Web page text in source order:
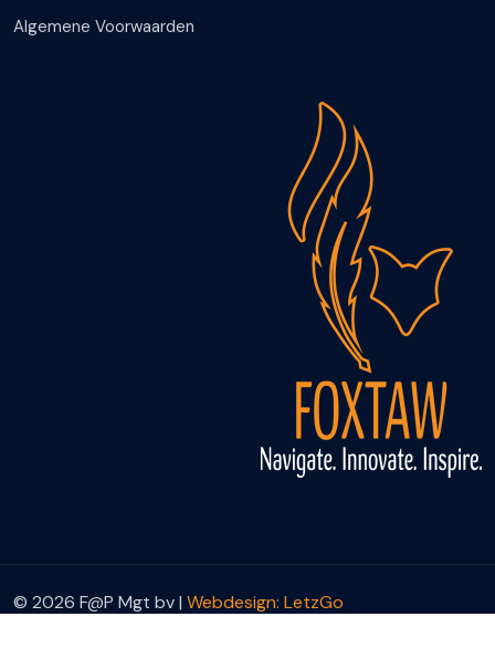
Algemene Voorwaarden
© 2026 F@P Mgt bv | Webdesign: LetzGo